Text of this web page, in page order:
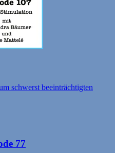
schwerst beeinträchtigten
77